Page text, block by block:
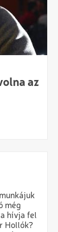
az
még
hívja fel
Hollók?